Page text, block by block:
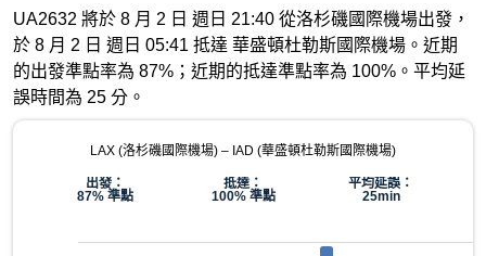
UA2632 將於 8 月 2 日 週日 21:40 從洛杉磯國際機場出發，
於 8 月 2 日 週日 05:41 抵達 華盛頓杜勒斯國際機場。近期
的出發準點率為 87%；近期的抵達準點率為 100%。平均延
誤時間為 25 分。
LAX (洛杉磯國際機場) – IAD (華盛頓杜勒斯國際機場)
出發：
87% 準點
抵達：
100% 準點
平均延誤：
25min